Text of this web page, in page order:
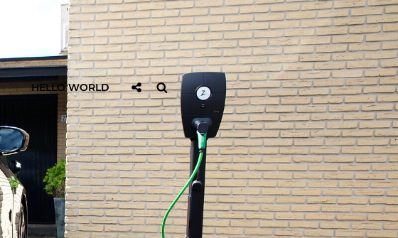
HELLO WORLD
Sociaal
Delen
Zoeken